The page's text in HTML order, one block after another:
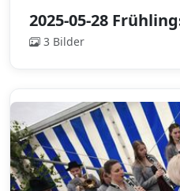
2025-05-28
3 Bilder